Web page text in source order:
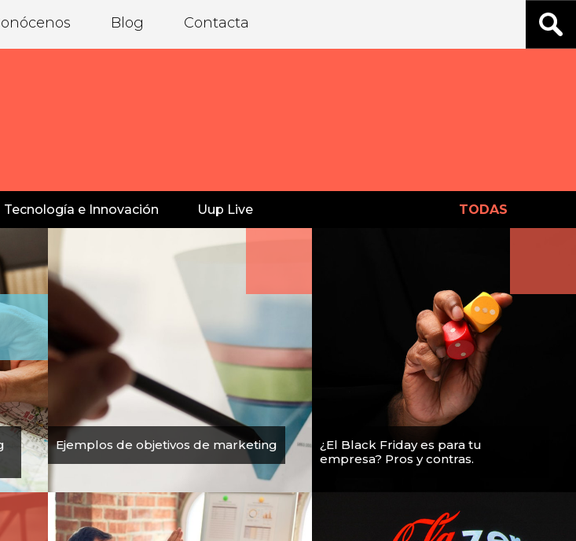
Blog Contacta
Tecnología e Innovación Uup Live TODAS
Ejemplos de objetivos de marketing
¿El Black Friday es para tu
empresa? Pros y contras.